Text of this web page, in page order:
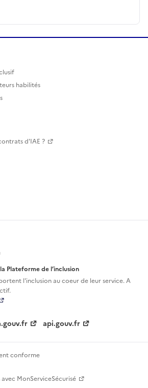
habilités
d'IAE ?
Plateforme de l’inclusion
l'inclusion aucoeur de leur service. A
api.gouv.fr
conforme
MonServiceSécurisé